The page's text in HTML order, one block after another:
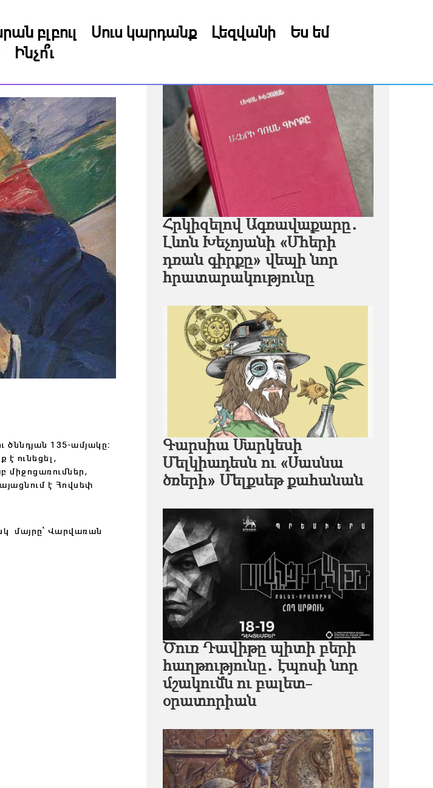
բլբուլ Սուս կարդանք Լեզվանի
Ես եմ
Ինչո՞ւ
135-ամյակը։
է ունեցել,
միջոցառումներ,
է Հովսեփ
մայրը՝ Վարվառան
Հրկիզելով Ագռավաքարը․
Լևոն Խեչոյանի «Մհերի
դռան գիրքը» վեպի նոր
հրատարակությունը
Գարսիա Մարկեսի
Մելկիադեսն ու «Սասնա
ծռերի» Մելքսեթ քահանան
Ծուռ Դավիթը պիտի բերի
հաղթությունը․ էպոսի նոր
մշակումն ու բալետ-
օրատորիան